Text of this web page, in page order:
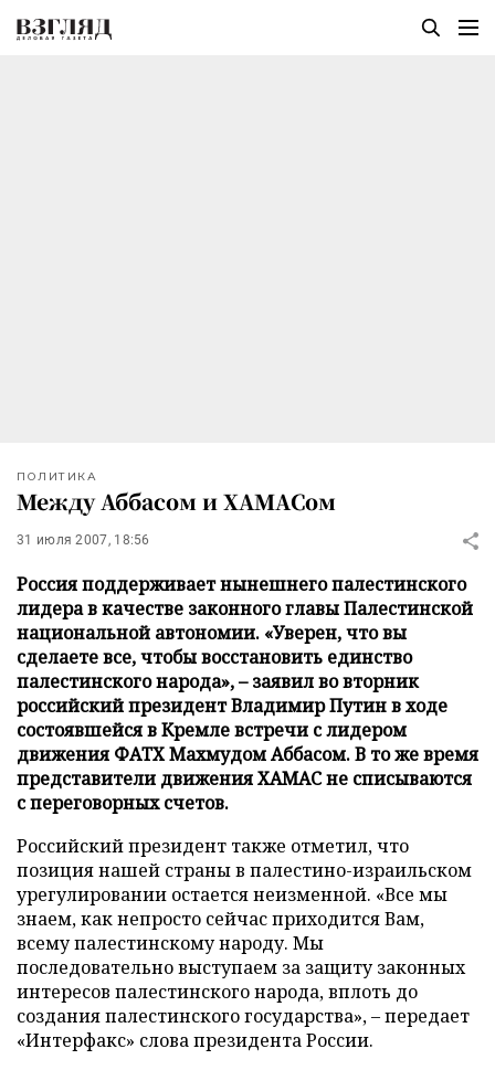
ПОЛИТИКА
Между Аббасом и ХАМАСом
31 июля 2007, 18:56
Россия поддерживает нынешнего палестинского
лидера в качестве законного главы Палестинской
национальной автономии. «Уверен, что вы
сделаете все, чтобы восстановить единство
палестинского народа», – заявил во вторник
российский президент Владимир Путин в ходе
состоявшейся в Кремле встречи с лидером
движения ФАТХ Махмудом Аббасом. В то же время
представители движения ХАМАС не списываются
с переговорных счетов.
Российский президент также отметил, что
позиция нашей страны в палестино-израильском
урегулировании остается неизменной. «Все мы
знаем, как непросто сейчас приходится Вам,
всему палестинскому народу. Мы
последовательно выступаем за защиту законных
интересов палестинского народа, вплоть до
создания палестинского государства», – передает
«Интерфакс» слова президента России.